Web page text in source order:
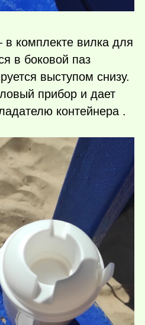
комплекте вилка для
в боковой паз
выступом снизу.
прибор и дает
контейнера .